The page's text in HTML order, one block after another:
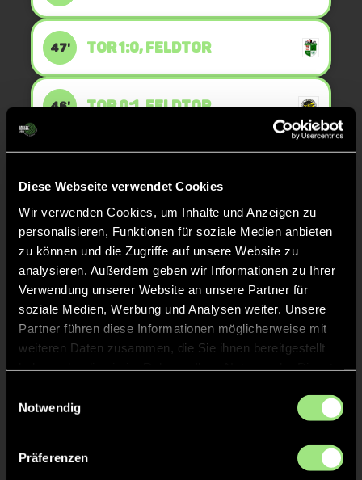
Diese Webseite verwendet Cookies
Wir verwenden Cookies, um Inhalte und Anzeigen zu
personalisieren, Funktionen für soziale Medien anbieten
zu können und die Zugriffe auf unsere Website zu
analysieren. Außerdem geben wir Informationen zu Ihrer
Verwendung unserer Website an unsere Partner für
soziale Medien, Werbung und Analysen weiter. Unsere
Partner führen diese Informationen möglicherweise mit
weiteren Daten zusammen, die Sie ihnen bereitgestellt
Notwendig
Präferenzen
47' TOR 1:0, FELDTOR
46' TOR 0:1, FELDTOR
TOR 1:0, FELDTOR
TOR 0:1, FELDTOR
TOR 1:0, FELDTOR
31' TOR 1:0, FELDTOR